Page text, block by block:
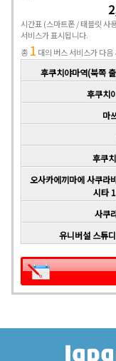
시간표 (스마트폰 / 태블릿 사
서비스가 표시됩니다.
총 1 대의 버스 서비스가 다
후쿠치야마역(북쪽
후쿠치
마
후쿠
오사카에끼마에 사쿠라
시타
사쿠
유니버설 스튜